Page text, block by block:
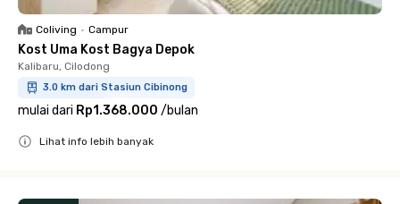
Coliving • Campur
Kost Uma Kost Bagya Depok
Kalibaru, Cilodong
3.0 km dari Stasiun Cibinong
mulai dari Rp1.368.000 /bulan
Lihat info lebih banyak